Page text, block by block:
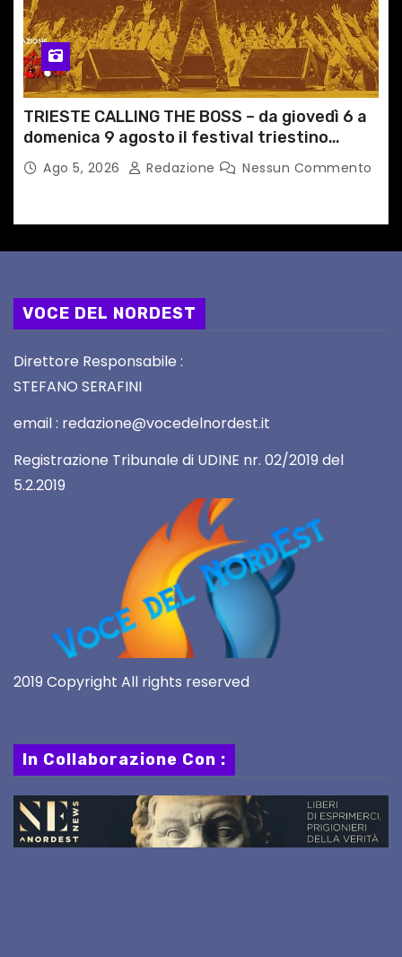
TRIESTE CALLING THE BOSS – da giovedì 6 a
domenica 9 agosto il festival triestino
dedicato a Springsteen
Ago 5, 2026 Redazione Nessun Commento
VOCE DEL NORDEST
Direttore Responsabile :
STEFANO SERAFINI
email : redazione@vocedelnordest.it
Registrazione Tribunale di UDINE nr. 02/2019 del
5.2.2019
2019 Copyright All rights reserved
In Collaborazione Con :